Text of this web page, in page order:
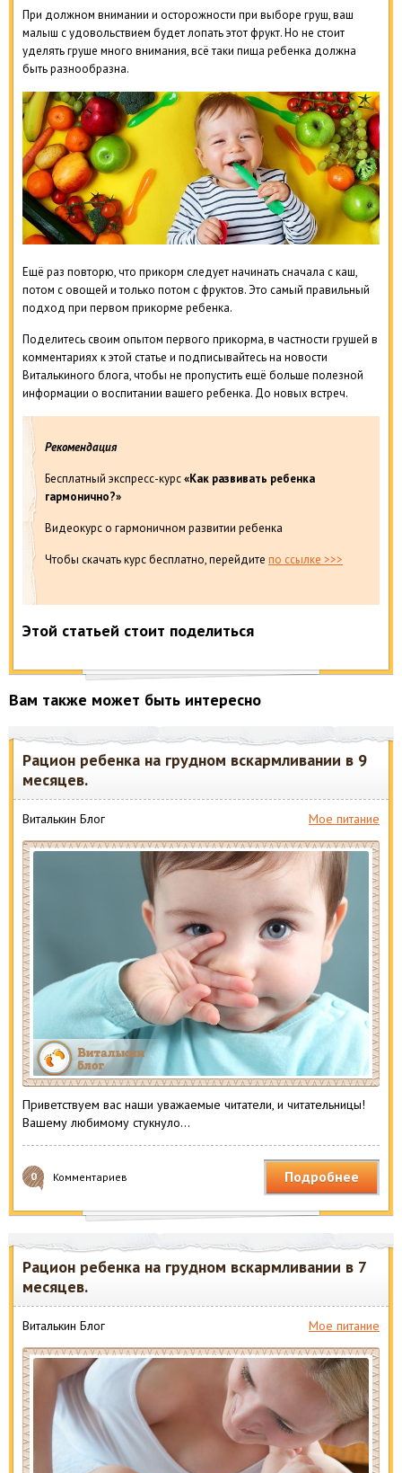
При должном внимании и осторожности при выборе груш, ваш
малыш с удовольствием будет лопать этот фрукт. Но не стоит
уделять груше много внимания, всё таки пища ребенка должна
быть разнообразна.
Ещё раз повторю, что прикорм следует начинать сначала с каш,
потом с овощей и только потом с фруктов. Это самый правильный
подход при первом прикорме ребенка.
Поделитесь своим опытом первого прикорма, в частности грушей в
комментариях к этой статье и подписывайтесь на новости
Виталькиного блога, чтобы не пропустить ещё больше полезной
информации о воспитании вашего ребенка. До новых встреч.
Рекомендация
Бесплатный экспресс-курс«Как развивать ребенка
гармонично?»
Видеокурс о гармоничном развитии ребенка
Чтобы скачать курс бесплатно, перейдите по ссылке >>>
Этой статьей стоит поделиться
Вам также может быть интересно
Рацион ребенка на грудном вскармливании в 9
месяцев.
Виталькин Блог Мое питание
Приветствуем вас наши уважаемые читатели, и читательницы!
Вашему любимому стукнуло…
0 Комментариев Подробнее
Рацион ребенка на грудном вскармливании в 7
месяцев.
Виталькин Блог Мое питание